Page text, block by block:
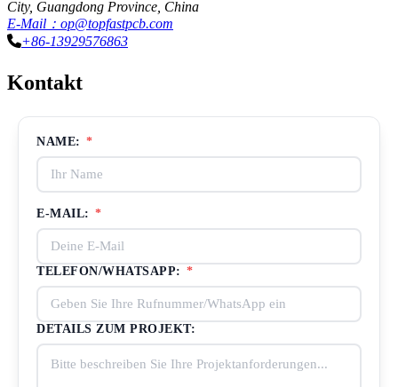
City, Guangdong Province, China
E-Mail：op@topfastpcb.com
+86-13929576863
Kontakt
NAME: *
E-MAIL: *
TELEFON/WHATSAPP: *
DETAILS ZUM PROJEKT: